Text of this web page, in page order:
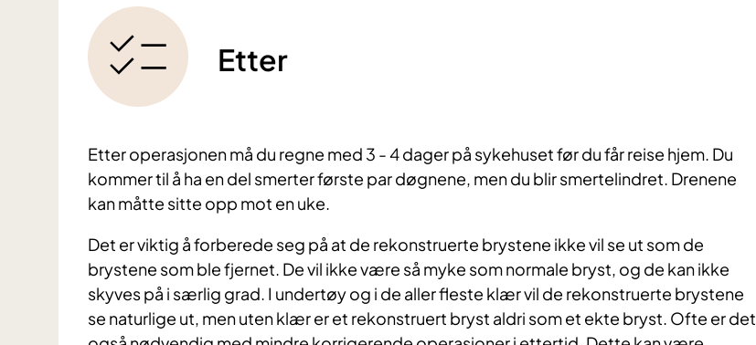
Etter
Etter operasjonen må du regne med 3 - 4 dager på sykehuset før du får reise hjem. Du
kommer til å ha en del smerter første par døgnene, men du blir smertelindret. Drenene
kan måtte sitte opp mot en uke.
Det er viktig å forberede seg på at de rekonstruerte brystene ikke vil se ut som de
brystene som ble fjernet. De vil ikke være så myke som normale bryst, og de kan ikke
skyves på i særlig grad. I undertøy og i de aller fleste klær vil de rekonstruerte brystene
se naturlige ut, men uten klær er et rekonstruert bryst aldri som et ekte bryst. Ofte er det